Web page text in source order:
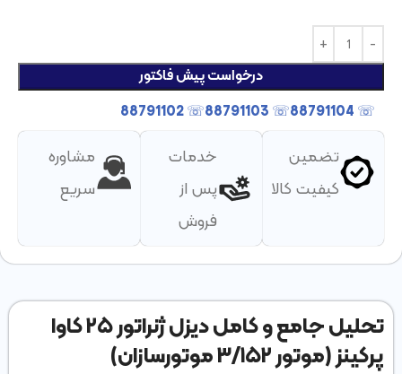
درخواست پیش فاکتور
☏ 88791104
☏ 88791103
☏ 88791102
تضمین
کیفیت کالا
خدمات
پس از
فروش
مشاوره
سریع
تحلیل جامع و کامل دیزل ژنراتور ۲۵ کاوا
پرکینز (موتور ۳/۱۵۲ موتورسازان)